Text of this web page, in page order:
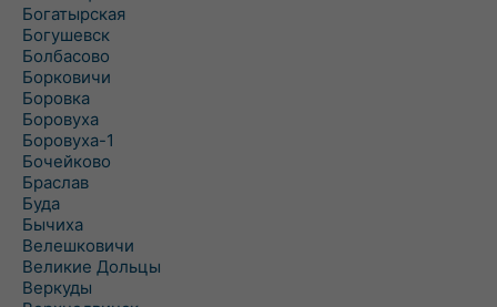
Богатырская
Богушевск
Болбасово
Борковичи
Боровка
Боровуха
Боровуха-1
Бочейково
Браслав
Буда
Бычиха
Велешковичи
Великие Дольцы
Веркуды